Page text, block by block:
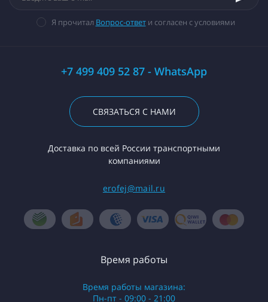
Я прочитал Вопрос-ответи согласен с условиями
+7 499 409 52 87 - WhatsApp
СВЯЗАТЬСЯ С НАМИ
Доставка по всей России транспортными
компаниями
erofej@mail.ru
Время работы
Время работы магазина:
Пн-пт - 09:00 - 21:00